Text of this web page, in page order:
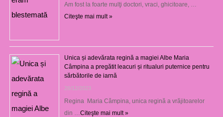
Am fost la foarte mulţi doctori, vraci, ghicitoare, …
Citeşte mai mult »
Unica și adevărata regină a magiei Albe Maria
Câmpina a pregătit leacuri și ritualuri puternice pentru
sărbătorile de iarnă
26/12/2023
Regina Maria Câmpina, unica regină a vrăjitoarelor
din … Citeşte mai mult »